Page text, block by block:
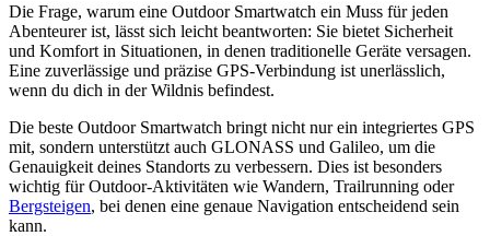
Die Frage, warum eine Outdoor Smartwatch ein Muss für jeden
Abenteurer ist, lässt sich leicht beantworten: Sie bietet Sicherheit
und Komfort in Situationen, in denen traditionelle Geräte versagen.
Eine zuverlässige und präzise GPS-Verbindung ist unerlässlich,
wenn du dich in der Wildnis befindest.
Die beste Outdoor Smartwatch bringt nicht nur ein integriertes GPS
mit, sondern unterstützt auch GLONASS und Galileo, um die
Genauigkeit deines Standorts zu verbessern. Dies ist besonders
wichtig für Outdoor-Aktivitäten wie Wandern, Trailrunning oder
Bergsteigen, bei denen eine genaue Navigation entscheidend sein
kann.